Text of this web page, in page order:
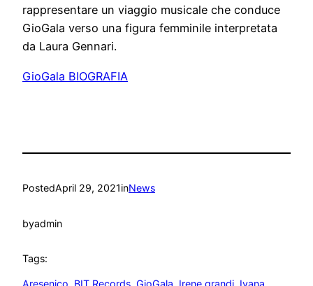
rappresentare un viaggio musicale che conduce
GioGala verso una figura femminile interpretata
da Laura Gennari.
GioGala BIOGRAFIA
PostedApril 29, 2021inNews
byadmin
Tags: